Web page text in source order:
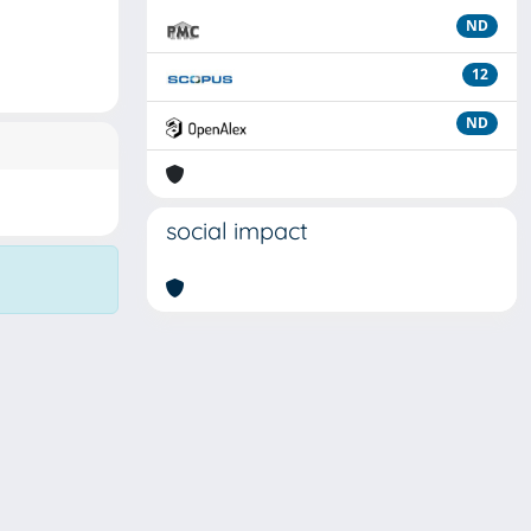
ND
12
ND
social impact